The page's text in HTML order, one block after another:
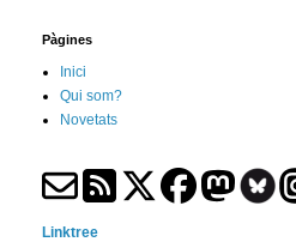
Pàgines
Inici
Qui som?
Novetats
Linktree